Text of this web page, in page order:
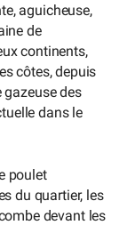
aguicheuse,
de
continents,
côtes, depuis
gazeuse des
dans le
poulet
du quartier, les
devant les